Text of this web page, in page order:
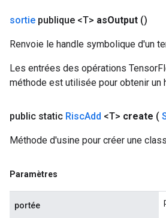
sortie publique <T> asOutput ()
Renvoie le handle symbolique d'un
Les entrées des opérations
méthode est utilisée pour obtenir un
public static RiscAdd <T> create (
Méthode d'usine pour créer une
Paramètres
portée